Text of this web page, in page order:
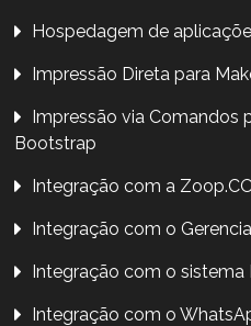
Hospedagem de
Impressão Direta para
Impressão via Comandos
Bootstrap
Integração com a
Integração com o
Integração com o sistema
Integração com o